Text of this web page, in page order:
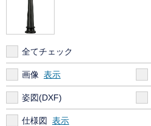
全てチェック
画像
姿図(DXF)
仕様図